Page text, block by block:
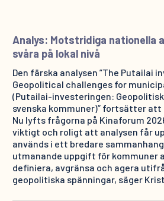
Analys: Motstridiga nationella
svåra på lokal nivå
Den färska analysen ”The Putailai
Geopolitical challenges for
(Putailai-investeringen:
svenska kommuner)” fortsätter
Nu lyfts frågorna på Kinaforum
viktigt och roligt att analysen får
används i ett bredare
utmanande uppgift för kommuner
definiera, avgränsa och agera
geopolitiska spänningar, säger